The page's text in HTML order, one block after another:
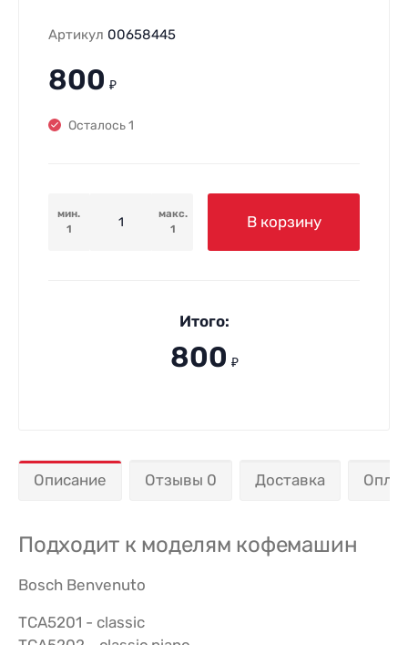
Артикул 00658445
800 ₽
Осталось 1
мин.
1
макс.
1
В корзину
Итого:
800 ₽
Описание Отзывы 0 Доставка
Подходит к моделям кофемашин
Bosch Benvenuto
TCA5201 - classic